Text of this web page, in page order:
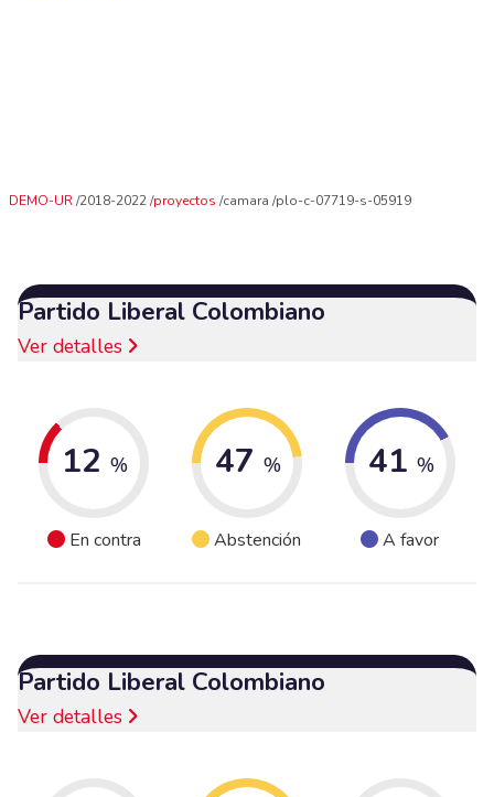
DEMO-UR 2018-2022 proyectos camara plo-c-07719-s-05919
Partido Liberal Colombiano
Ver detalles
12 %
En contra
47 %
Abstención
41 %
A favor
Partido Liberal Colombiano
Ver detalles